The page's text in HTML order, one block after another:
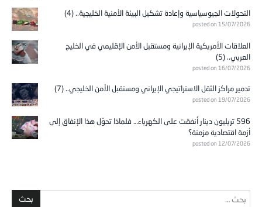
التحولات الجيوسياسية وإعادة تشكيل البيئة الأمنية الخليجية.. (4)
posted on 15/07/2026
العلاقات الأمريكية الإيرانية ومستقبل الأمن الإقليمي في الخليج
العربي.. (5)
posted on 16/07/2026
تدمير مراكز الثقل الاستراتيجي الإيراني ومستقبل الأمن الخليجي.. (7)
posted on 19/07/2026
596 تريليون دينار أُنفقت على الكهرباء… فلماذا تحوّل هذا الإنفاق إلى
أزمة اقتصادية مزمنة؟
posted on 12/07/2026